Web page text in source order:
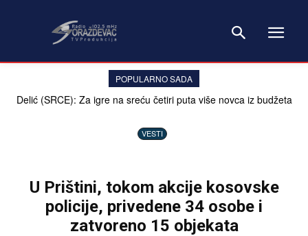
POPULARNO SADA
Delić (SRCE): Za igre na sreću četiri puta više novca iz budžeta
VESTI
U Prištini, tokom akcije kosovske
policije, privedene 34 osobe i
zatvoreno 15 objekata